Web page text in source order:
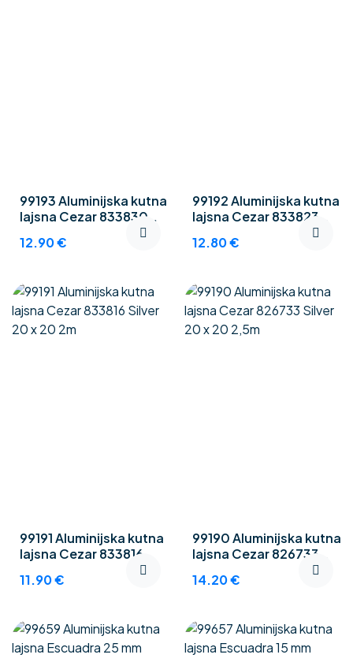
99193 Aluminijska kutna
lajsna Cezar 833830
Champagne 20 x 20 2m
12.90€
99192 Aluminijska kutna
lajsna Cezar 833823
12.80€
99191 Aluminijska kutna
lajsna Cezar 833816
11.90€
99190 Aluminijska kutna
lajsna Cezar 826733
14.20€